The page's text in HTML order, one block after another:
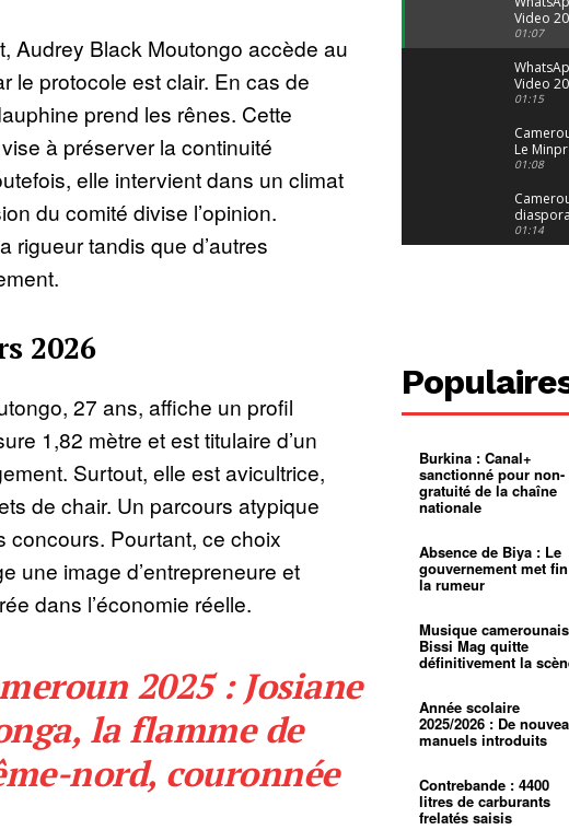
Audrey Black Moutongo accède au
le protocole est clair. En cas de
prend les rênes. Cette
à préserver la continuité
elle intervient dans un climat
du comité divise l’opinion.
rigueur tandis que d’autres
2026
27 ans, affiche un profil
1,82 mètre et est titulaire d’un
Surtout, elle est avicultrice,
de chair. Un parcours atypique
concours. Pourtant, ce choix
une image d’entrepreneure et
dans l’économie réelle.
2025 : Josiane
la flamme de
nord, couronnée
Video
04 at 15
01:07
Video
29 at 12
01:15
Le
alerte
jeunes
01:08
suivra-t-
l’appel
01:14
400 000
pasteur
L’État
d’or
Entre
mentale
01:12
à
mettra-
01:12
Mouelle
dernier
voyage
Burkina : Canal+
sanctionné pour non-
gratuité de la chaîne
nationale
Absence de Biya : Le
gouvernement met
la rumeur
Musique
Bissi Mag quitte
définitivement la
Année scolaire
2025/2026 : De
manuels introduits
Contrebande : 4400
litres de carburants
frelatés saisis